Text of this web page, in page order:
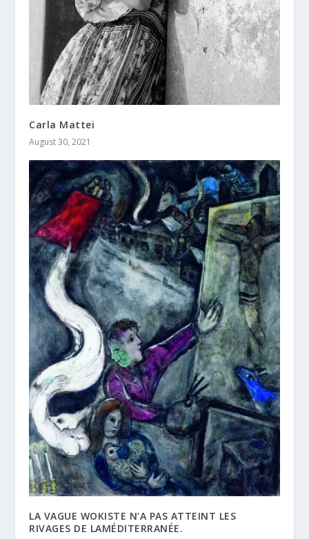
Carla Mattei
August 30, 2021
LA VAGUE WOKISTE N’A PAS ATTEINT LES
RIVAGES DE LAMÉDITERRANÉE.